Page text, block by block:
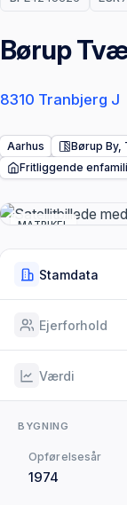
Børup
8310 Tranbjerg J
Aarhus
Børup By,
Fritliggende
MATRIKEL
Stamdata
Ejerforhold
Værdi
BYGNING
Opførelsesår
1974